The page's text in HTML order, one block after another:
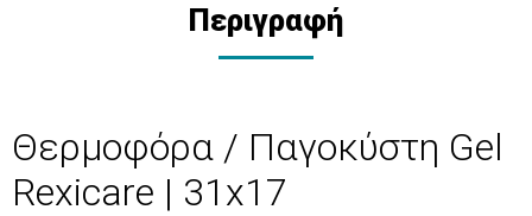
Περιγραφή
Θερμοφόρα / Παγοκύστη Gel
Rexicare | 31x17